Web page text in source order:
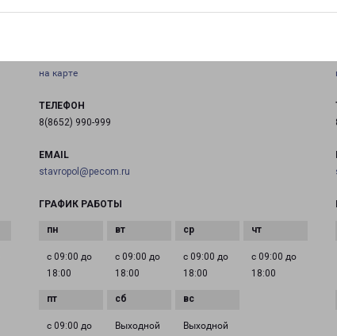
на карте
ТЕЛЕФОН
8(8652) 990-999
EMAIL
stavropol@pecom.ru
ГРАФИК РАБОТЫ
с 09:00 до
18:00
с 09:00 до
18:00
с 09:00 до
18:00
с 09:00 до
18:00
с 09:00 до
Выходной Выходной